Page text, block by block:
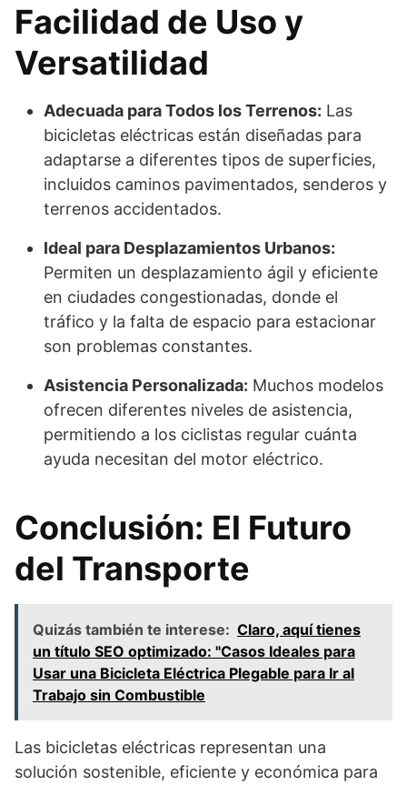
Facilidad de Uso y
Versatilidad
Adecuada para Todos los Terrenos: Las
bicicletas eléctricas están diseñadas para
adaptarse a diferentes tipos de superficies,
incluidos caminos pavimentados, senderos y
terrenos accidentados.
Ideal para Desplazamientos Urbanos:
Permiten un desplazamiento ágil y eficiente
en ciudades congestionadas, donde el
tráfico y la falta de espacio para estacionar
son problemas constantes.
Asistencia Personalizada: Muchos modelos
ofrecen diferentes niveles de asistencia,
permitiendo a los ciclistas regular cuánta
ayuda necesitan del motor eléctrico.
Conclusión: El Futuro
del Transporte
Quizás también te interese: Claro, aquí tienes
un título SEO optimizado: "Casos Ideales para
Usar una Bicicleta Eléctrica Plegable para Ir al
Trabajo sin Combustible
Las bicicletas eléctricas representan una
solución sostenible, eficiente y económica para